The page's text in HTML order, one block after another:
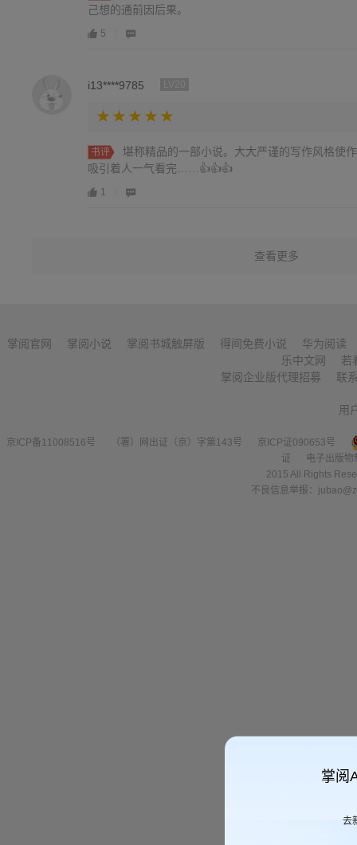
己想的通前因后果。
5
i13****9785
书评
堪称精品的一部小说。大大严谨的写作风格使
吸引着人一气看完……👍👍👍
1
查看更多
掌阅官网 掌阅小说 掌阅书城触屏版 得间免费小说
华为阅读
乐中文网
若
掌阅企业版代理招募
联
用
京ICP备11008516号 （署）网出证（京）字第143号
京ICP证090653号
证
电子出版
2015 All Rights
不良信息举报：
掌阅
去